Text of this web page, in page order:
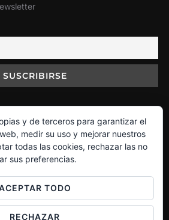
Facebook
Instagram
Twitter
y de terceros para garantizar el
medir su uso y mejorar nuestros
todas las cookies, rechazar las no
sus preferencias.
TODO
RECHAZAR